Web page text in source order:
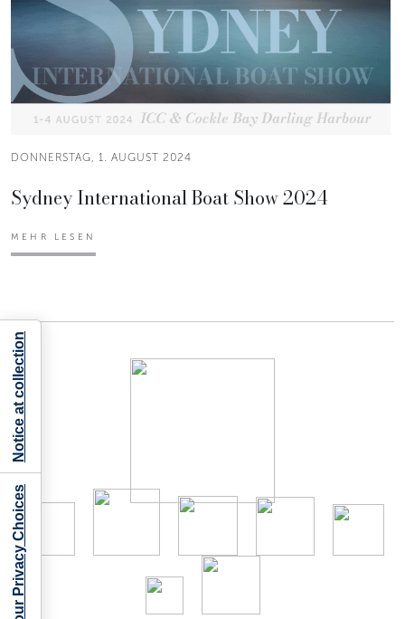
DONNERSTAG, 1. AUGUST 2024
Sydney International Boat Show 2024
MEHR LESEN
Your Privacy Choices
Notice at collection